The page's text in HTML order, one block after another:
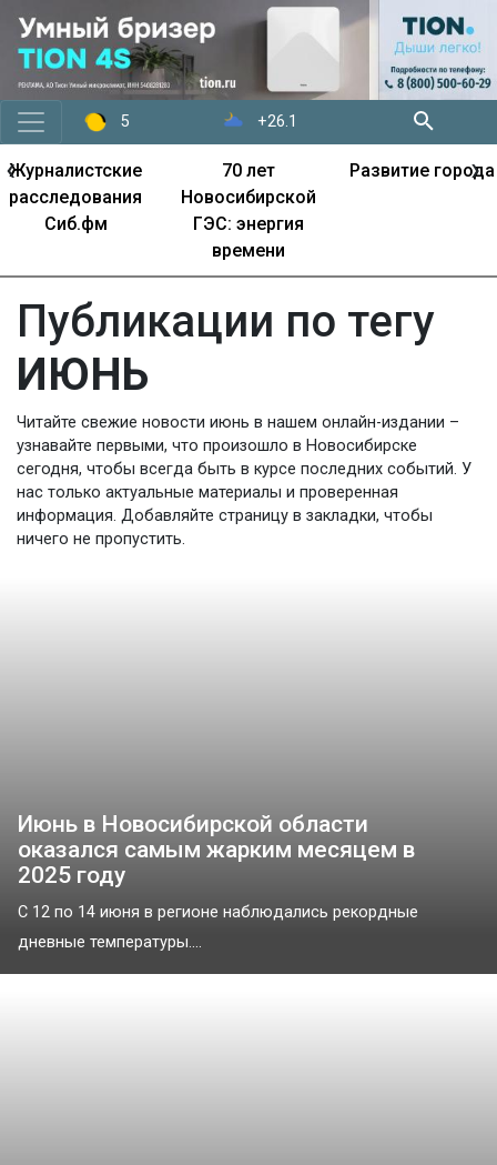
5 +26.1
Журналистские
расследования
Сиб.фм
70 лет
Новосибирской
ГЭС: энергия
времени
Развитие города
‹ ›
Публикации по тегу
ИЮНЬ
Читайте свежие новости июнь в нашем онлайн-издании –
узнавайте первыми, что произошло в Новосибирске
сегодня, чтобы всегда быть в курсе последних событий. У
нас только актуальные материалы и проверенная
информация. Добавляйте страницу в закладки, чтобы
ничего не пропустить.
Июнь в Новосибирской области
оказался самым жарким месяцем в
2025 году
С 12 по 14 июня в регионе наблюдались рекордные
дневные температуры....